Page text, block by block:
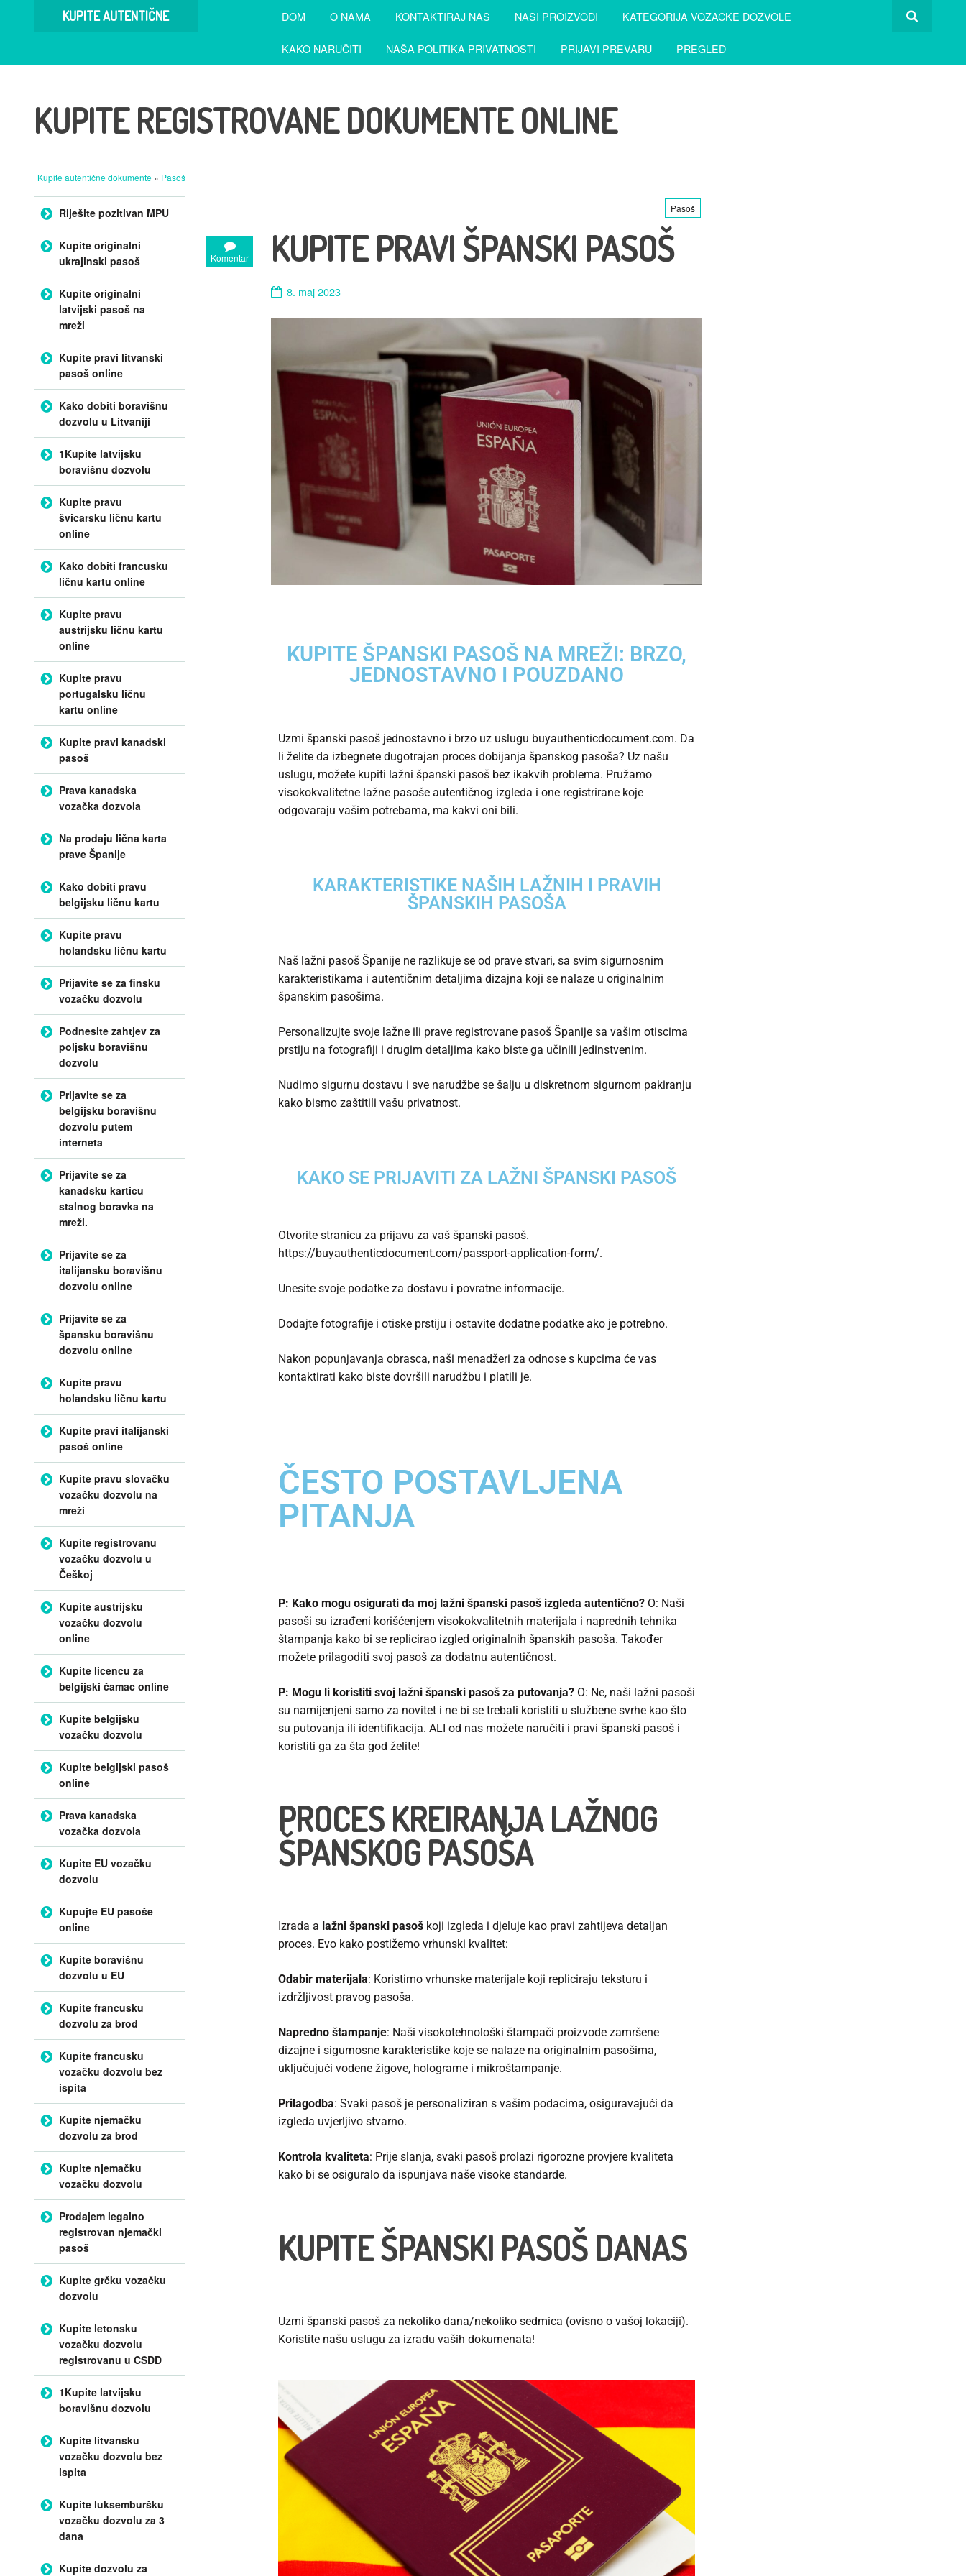
KUPITE AUTENTIČNE DOM O NAMA KONTAKTIRAJ NAS NAŠI PROIZVODI KATEGORIJA VOZAČKE DOZVOLE
KAKO NARUČITI NAŠA POLITIKA PRIVATNOSTI PRIJAVI PREVARU PREGLED
KUPITE REGISTROVANE DOKUMENTE ONLINE
Kupite autentične dokumente » Pasoš
Komentar
Pasoš
KUPITE PRAVI ŠPANSKI PASOŠ
8. maj 2023
KUPITE ŠPANSKI PASOŠ NA MREŽI: BRZO,
JEDNOSTAVNO I POUZDANO
Uzmi španski pasoš jednostavno i brzo uz uslugu buyauthenticdocument.com. Da
li želite da izbegnete dugotrajan proces dobijanja španskog pasoša? Uz našu
uslugu, možete kupiti lažni španski pasoš bez ikakvih problema. Pružamo
visokokvalitetne lažne pasoše autentičnog izgleda i one registrirane koje
odgovaraju vašim potrebama, ma kakvi oni bili.
KARAKTERISTIKE NAŠIH LAŽNIH I PRAVIH
ŠPANSKIH PASOŠA
Naš lažni pasoš Španije ne razlikuje se od prave stvari, sa svim sigurnosnim
karakteristikama i autentičnim detaljima dizajna koji se nalaze u originalnim
španskim pasošima.
Personalizujte svoje lažne ili prave registrovane pasoš Španije sa vašim otiscima
prstiju na fotografiji i drugim detaljima kako biste ga učinili jedinstvenim.
Nudimo sigurnu dostavu i sve narudžbe se šalju u diskretnom sigurnom pakiranju
kako bismo zaštitili vašu privatnost.
KAKO SE PRIJAVITI ZA LAŽNI ŠPANSKI PASOŠ
Otvorite stranicu za prijavu za vaš španski pasoš.
https://buyauthenticdocument.com/passport-application-form/.
Unesite svoje podatke za dostavu i povratne informacije.
Dodajte fotografije i otiske prstiju i ostavite dodatne podatke ako je potrebno.
Nakon popunjavanja obrasca, naši menadžeri za odnose s kupcima će vas
kontaktirati kako biste dovršili narudžbu i platili je.
ČESTO POSTAVLJENA
PITANJA
P: Kako mogu osigurati da moj lažni španski pasoš izgleda autentično? O: Naši
pasoši su izrađeni korišćenjem visokokvalitetnih materijala i naprednih tehnika
štampanja kako bi se replicirao izgled originalnih španskih pasoša. Također
možete prilagoditi svoj pasoš za dodatnu autentičnost.
P: Mogu li koristiti svoj lažni španski pasoš za putovanja? O: Ne, naši lažni pasoši
su namijenjeni samo za novitet i ne bi se trebali koristiti u službene svrhe kao što
su putovanja ili identifikacija. ALI od nas možete naručiti i pravi španski pasoš i
koristiti ga za šta god želite!
PROCES KREIRANJA LAŽNOG
ŠPANSKOG PASOŠA
Izrada a lažni španski pasoš koji izgleda i djeluje kao pravi zahtijeva detaljan
proces. Evo kako postižemo vrhunski kvalitet:
Odabir materijala: Koristimo vrhunske materijale koji repliciraju teksturu i
izdržljivost pravog pasoša.
Napredno štampanje: Naši visokotehnološki štampači proizvode zamršene
dizajne i sigurnosne karakteristike koje se nalaze na originalnim pasošima,
uključujući vodene žigove, holograme i mikroštampanje.
Prilagodba: Svaki pasoš je personaliziran s vašim podacima, osiguravajući da
izgleda uvjerljivo stvarno.
Kontrola kvaliteta: Prije slanja, svaki pasoš prolazi rigorozne provjere kvaliteta
kako bi se osiguralo da ispunjava naše visoke standarde.
KUPITE ŠPANSKI PASOŠ DANAS
Uzmi španski pasoš za nekoliko dana/nekoliko sedmica (ovisno o vašoj lokaciji).
Koristite našu uslugu za izradu vaših dokumenata!
Preskoči na sadržaj
Riješite pozitivan MPU
Kupite originalni
ukrajinski pasoš
Kupite originalni
latvijski pasoš na
mreži
Kupite pravi litvanski
pasoš online
Kako dobiti boravišnu
dozvolu u Litvaniji
1Kupite latvijsku
boravišnu dozvolu
Kupite pravu
švicarsku ličnu kartu
online
Kako dobiti francusku
ličnu kartu online
Kupite pravu
austrijsku ličnu kartu
online
Kupite pravu
portugalsku ličnu
kartu online
Kupite pravi kanadski
pasoš
Prava kanadska
vozačka dozvola
Na prodaju lična karta
prave Španije
Kako dobiti pravu
belgijsku ličnu kartu
Kupite pravu
holandsku ličnu kartu
Prijavite se za finsku
vozačku dozvolu
Podnesite zahtjev za
poljsku boravišnu
dozvolu
Prijavite se za
belgijsku boravišnu
dozvolu putem
interneta
Prijavite se za
kanadsku karticu
stalnog boravka na
mreži.
Prijavite se za
italijansku boravišnu
dozvolu online
Prijavite se za
špansku boravišnu
dozvolu online
Kupite pravu
holandsku ličnu kartu
Kupite pravi italijanski
pasoš online
Kupite pravu slovačku
vozačku dozvolu na
mreži
Kupite registrovanu
vozačku dozvolu u
Češkoj
Kupite austrijsku
vozačku dozvolu
online
Kupite licencu za
belgijski čamac online
Kupite belgijsku
vozačku dozvolu
Kupite belgijski pasoš
online
Prava kanadska
vozačka dozvola
Kupite EU vozačku
dozvolu
Kupujte EU pasoše
online
Kupite boravišnu
dozvolu u EU
Kupite francusku
dozvolu za brod
Kupite francusku
vozačku dozvolu bez
ispita
Kupite njemačku
dozvolu za brod
Kupite njemačku
vozačku dozvolu
Prodajem legalno
registrovan njemački
pasoš
Kupite grčku vozačku
dozvolu
Kupite letonsku
vozačku dozvolu
registrovanu u CSDD
1Kupite latvijsku
boravišnu dozvolu
Kupite litvansku
vozačku dozvolu bez
ispita
Kupite luksemburšku
vozačku dozvolu za 3
dana
Kupite dozvolu za